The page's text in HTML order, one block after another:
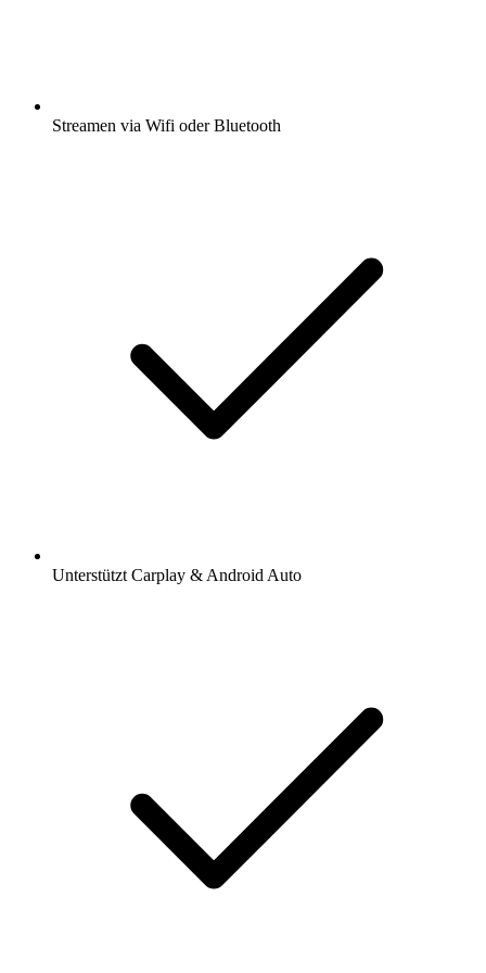
Streamen via Wifi oder Bluetooth
Unterstützt Carplay & Android Auto